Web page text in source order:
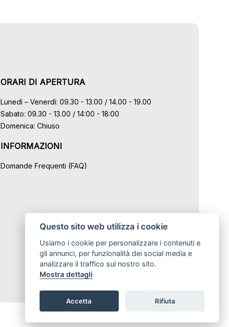
Questo sito web utilizza i cookie
Usiamo i cookie per personalizzare i contenuti e
gli annunci, per funzionalità dei social media e
analizzare il traffico sul nostro sito.
Mostra dettagli
Accetta Rifiuta
ORARI DI APERTURA
Lunedì – Venerdì: 09.30 - 13.00 / 14.00 - 19.00
Sabato: 09.30 - 13.00 / 14:00 - 18:00
Domenica: Chiuso
INFORMAZIONI
Domande Frequenti (FAQ)